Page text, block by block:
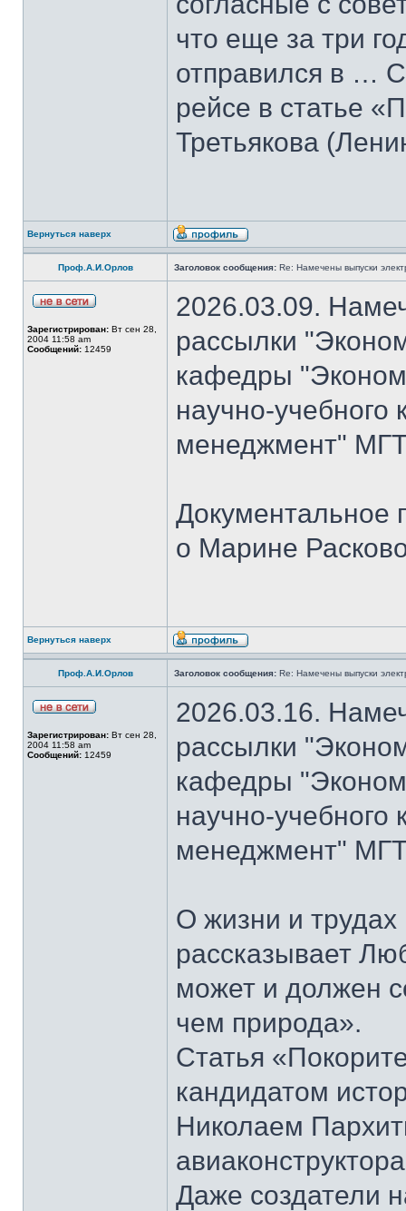
что еще за три
отправился в …
рейсе в статье
Третьякова
Вернуться наверх
Проф.А.И.Орлов Заголовок сообщения: Re: Намечены выпуски
Зарегистрирован: Вт сен 28,
2004 11:58 am
Сообщений: 12459
2026.03.09.
рассылки
кафедры
научно-
менеджмент"
Документальное
о Марине
Вернуться наверх
Проф.А.И.Орлов Заголовок сообщения: Re: Намечены выпуски
Зарегистрирован: Вт сен 28,
2004 11:58 am
Сообщений: 12459
2026.03.16.
рассылки
кафедры
научно-
менеджмент"
О жизни и
рассказывает
может и должен
чем природа».
Статья
кандидатом
Николаем
Даже создатели